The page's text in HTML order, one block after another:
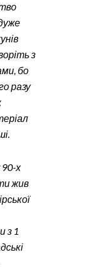
з
бо
разу
90-х
жив
з 1